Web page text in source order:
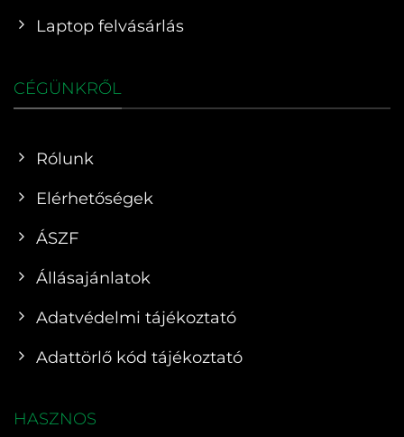
Laptop felvásárlás
CÉGÜNKRŐL
Rólunk
Elérhetőségek
ÁSZF
Állásajánlatok
Adatvédelmi tájékoztató
Adattörlő kód tájékoztató
HASZNOS